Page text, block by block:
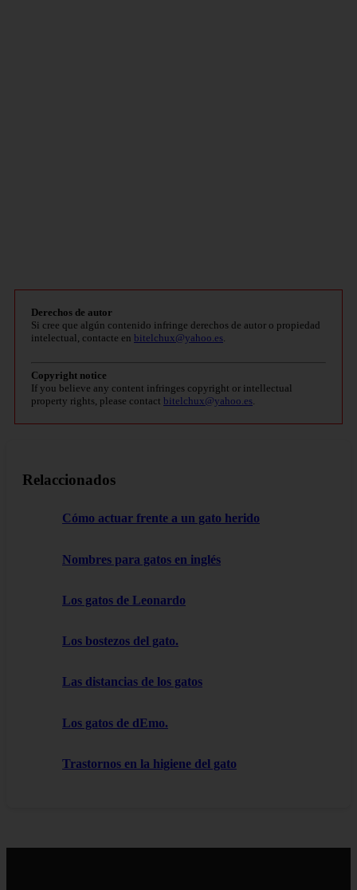
Derechos de autor
Si cree que algún contenido infringe derechos de autor o propiedad
intelectual, contacte en bitelchux@yahoo.es
Copyright notice
If you believe any content infringes copyright or intellectual
property rights, please contact bitelchux@yahoo.es
Relaccionados
Cómo actuar frente a un gato herido
Nombres para gatos en inglés
Los gatos de Leonardo
Los bostezos del gato.
Las distancias de los gatos
Los gatos de dEmo.
Trastornos en la higiene del gato